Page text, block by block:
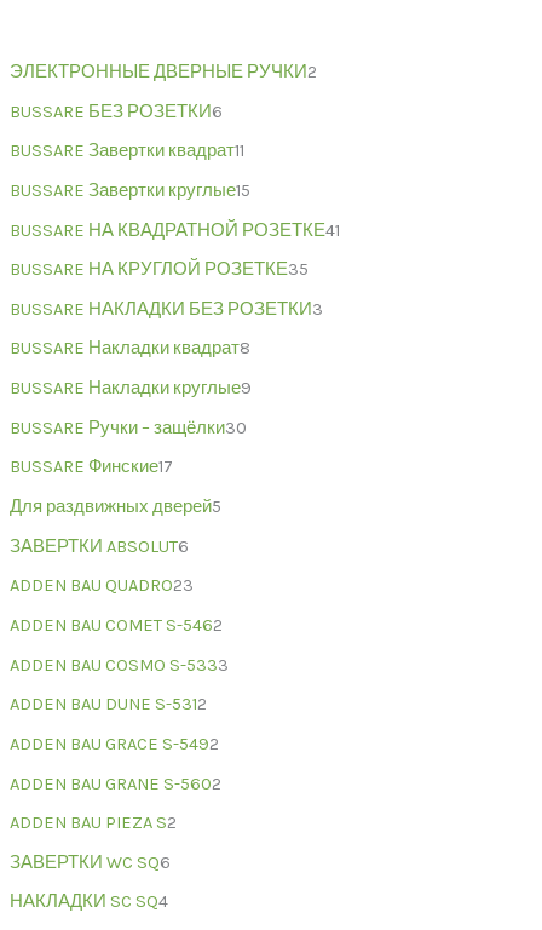
ЭЛЕКТРОННЫЕ ДВЕРНЫЕ РУЧКИ2
BUSSARE БЕЗ РОЗЕТКИ6
BUSSARE Завертки квадрат11
BUSSARE Завертки круглые15
BUSSARE НА КВАДРАТНОЙ РОЗЕТКЕ41
BUSSARE НА КРУГЛОЙ РОЗЕТКЕ35
BUSSARE НАКЛАДКИ БЕЗ РОЗЕТКИ3
BUSSARE Накладки квадрат8
BUSSARE Накладки круглые9
BUSSARE Ручки – защёлки30
BUSSARE Финские17
Для раздвижных дверей5
ЗАВЕРТКИ ABSOLUT6
ADDEN BAU QUADRO23
ADDEN BAU COMET S-5462
ADDEN BAU COSMO S-5333
ADDEN BAU DUNE S-5312
ADDEN BAU GRACE S-5492
ADDEN BAU GRANE S-5602
ADDEN BAU PIEZA S2
ЗАВЕРТКИ WC SQ6
НАКЛАДКИ SC SQ4